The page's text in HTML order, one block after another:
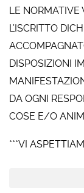
LE NORMATIVE
L’ISCRITTO
DISPOSIZIONI
DA OGNI
COSE E/O
***VI